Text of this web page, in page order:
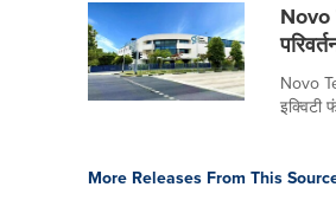
Novo
More Releases From This